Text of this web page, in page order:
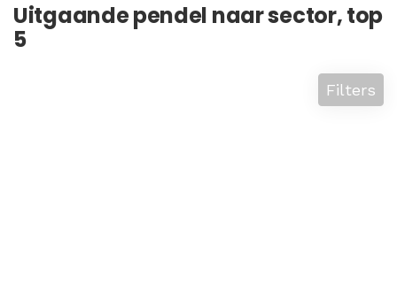
Uitgaande pendel naar sector, top
5
Filters